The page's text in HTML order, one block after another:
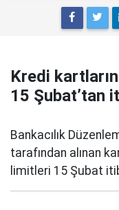
Kredi
15 Şubat’tan
Bankacılık
tarafından alınan
limitleri 15 Şubat